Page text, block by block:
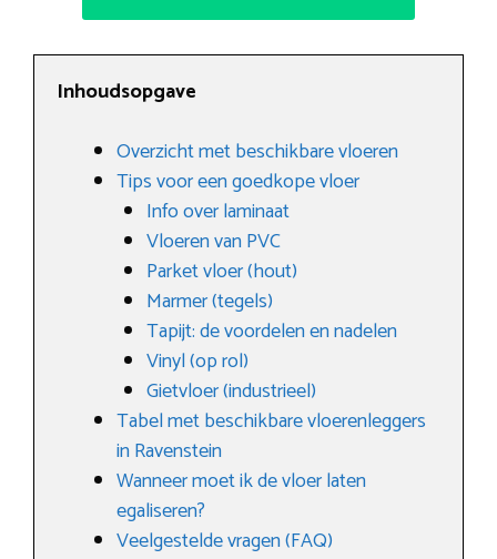
Inhoudsopgave
Overzicht met beschikbare vloeren
Tips voor een goedkope vloer
Info over laminaat
Vloeren van PVC
Parket vloer (hout)
Marmer (tegels)
Tapijt: de voordelen en nadelen
Vinyl (op rol)
Gietvloer (industrieel)
Tabel met beschikbare vloerenleggers
in Ravenstein
Wanneer moet ik de vloer laten
egaliseren?
Veelgestelde vragen (FAQ)